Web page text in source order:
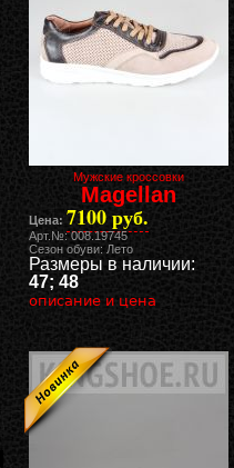
Мужские кроссовки
Magellan
Цена: 7100 руб.
Арт.№: 008.19745
Сезон обуви: Лето
Размеры в наличии:
47; 48
описание и цена